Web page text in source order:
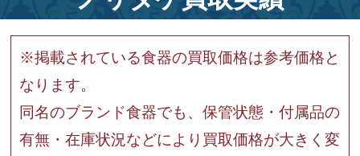
※掲載されている食器の買取価格は参考価格と
なります。
同名のブランド食器でも、保管状態・付属品の
有無・在庫状況などにより買取価格が大きく変